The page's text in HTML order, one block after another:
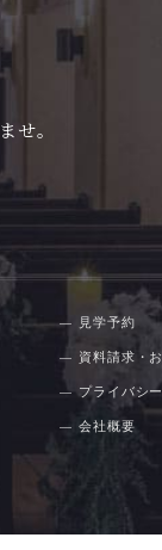
せ。
見学予約
資料請求・
プライバシ
会社概要